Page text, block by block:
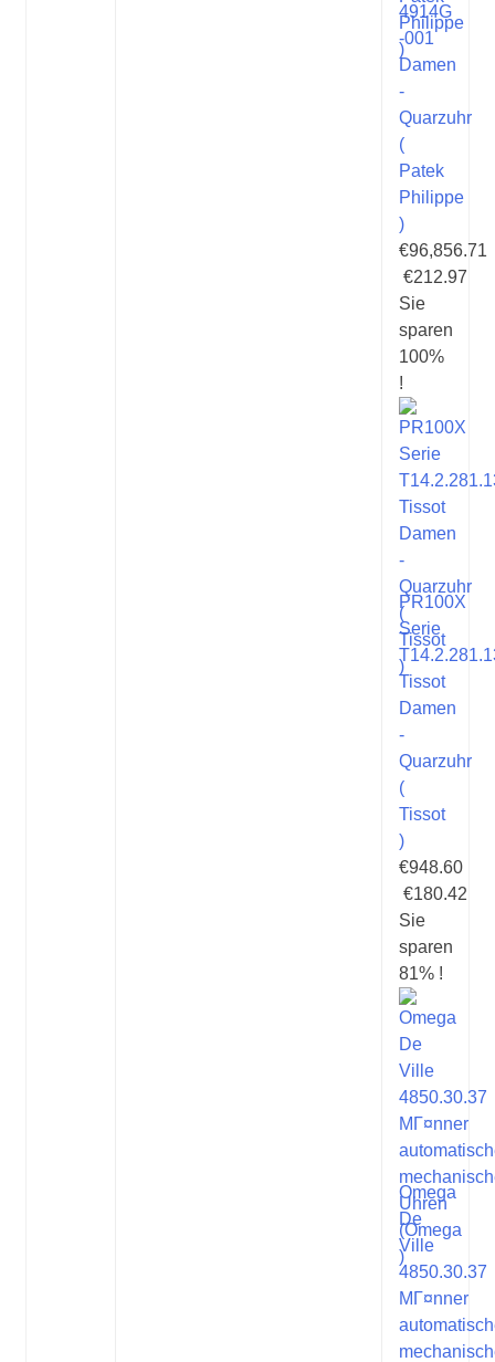
4914G
-001
Damen
-
Quarzuhr
(
Patek
Philippe
)
€96,856.71
€212.97
Sie
sparen
100%
!
PR100X
Serie
Tissot
Damen
-
Quarzuhr
(
Tissot
)
€948.60
€180.42
Sie
sparen
81% !
Omega
De
Ville
4850.30.37
MГ¤nner